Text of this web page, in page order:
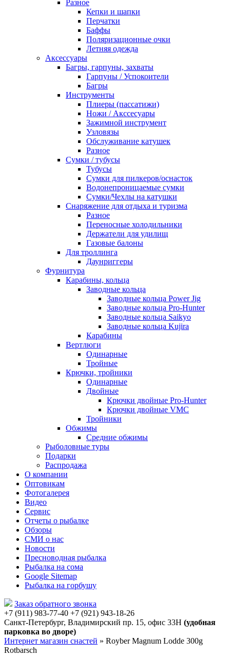
Разное
Кепки и шапки
Перчатки
Баффы
Поляризационные очки
Летняя одежда
Аксессуары
Багры, гарпуны, захваты
Гарпуны / Успокоители
Багры
Инструменты
Плиеры (пассатижи)
Ножи / Акссесуары
Зажимной инструмент
Узловязы
Обслуживание катушек
Разное
Сумки / тубусы
Тубусы
Сумки для пилкеров/оснасток
Водонепроницаемые сумки
Сумки/Чехлы на катушки
Снаряжение для отдыха и туризма
Разное
Переносные холодильники
Держатели для удилищ
Газовые балоны
Для троллинга
Даунриггеры
Фурнитура
Карабины, кольца
Заводные кольца
Заводные кольца Power Jig
Заводные кольца Pro-Hunter
Заводные кольца Saikyo
Заводные кольца Kujira
Карабины
Вертлюги
Одинарные
Тройные
Крючки, тройники
Одинарные
Двойные
Крючки двойные Pro-Hunter
Крючки двойные VMC
Тройники
Обжимы
Средние обжимы
Рыболовные туры
Подарки
Распродажа
О компании
Оптовикам
Фотогалерея
Видео
Сервис
Отчеты о рыбалке
Обзоры
СМИ о нас
Новости
Пресноводная рыбалка
Рыбалка на сома
Google Sitemap
Рыбалка на горбушу
Заказ обратного звонка
+7 (911) 983-77-40 ‭+7 (921) 943-18-26
Санкт-Петербург, Владимирский пр. 15, офис 33Н (удобная
парковка во дворе)
Интернет магазин снастей » Royber Magnum Lodde 300g
Rotbarsch